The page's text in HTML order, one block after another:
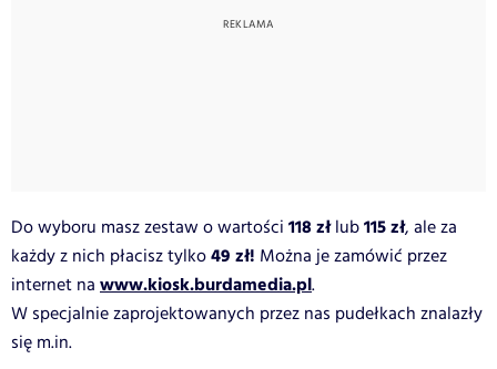
Do wyboru masz zestaw o wartości 118 złlub115 zł, ale za
każdy z nich płacisz tylko49 zł! Można je zamówić przez
internet na www.kiosk.burdamedia.pl.
W specjalnie zaprojektowanych przez nas pudełkach znalazły
się m.in.